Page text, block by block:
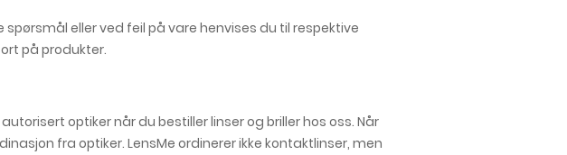
eller ved feil på vare henvises du til respektive
på produkter.
optiker når du bestiller linser og briller hos oss. Når
fra optiker. LensMe ordinerer ikke kontaktlinser, men